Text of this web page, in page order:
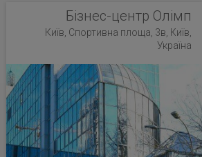
Бізнес-центр Олімп
Київ, Спортивна площа, 3в, Київ,
Україна